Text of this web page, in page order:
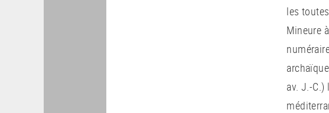
les
Mineure
av. J.-